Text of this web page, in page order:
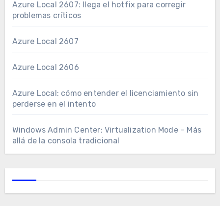
Azure Local 2607: llega el hotfix para corregir
problemas críticos
Azure Local 2607
Azure Local 2606
Azure Local: cómo entender el licenciamiento sin
perderse en el intento
Windows Admin Center: Virtualization Mode – Más
allá de la consola tradicional